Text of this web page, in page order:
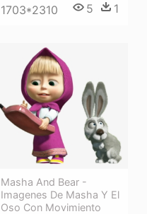
1703*2310 5 1
Masha And Bear -
Imagenes De Masha Y El
Oso Con Movimiento